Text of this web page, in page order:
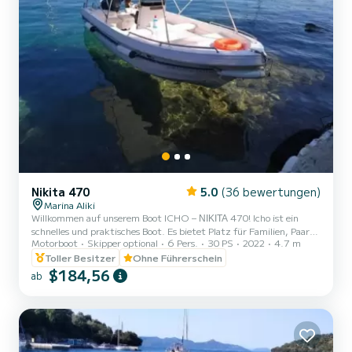
Nikita 470 5.0 (36 bewertungen)
Marina Aliki
Willkommen auf unserem Boot ICHO – ΝΙΚΙΤΑ 470! Icho ist ein
schnelles und praktisches Boot. Es bietet Platz für Familien, Paare
und Freunde. Sie haben die Möglichkeit, alle schönen und
versteckten Strände rund um Paros zu sehen. Wir freuen uns, Sie
auf unserem Boot begrüßen zu dürfen!
Motorboot Skipper optional 6 Pers. 30 PS 2022
4.7 m
Toller Besitzer
Ohne Führerschein
ab $184,56